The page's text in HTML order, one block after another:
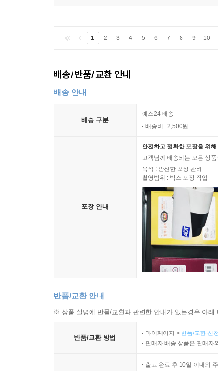
1 2 3 4 5 6 7 8 9 10
배송/반품/교환 안내
배송 안내
배송 구분
예스24 배송
배송비 : 2,500원
포장 안내
안전하고 정확한 포장을 위
고객님께 배송되는 모든 상
목적 : 안전한 포장 관리
촬영범위 : 박스 포장 작업
반품/교환 안내
※ 상품 설명에 반품/교환과 관련한 안내가 있는경우 아
반품/교환 방법
마이페이지 > 반품/교환 신
판매자 배송 상품은 판매자
출고 완료 후 10일 이내의